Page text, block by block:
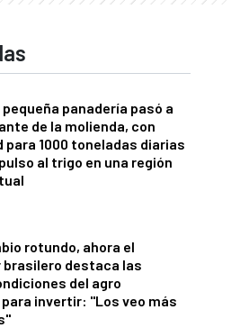
pequeña panadería pasó a
de la molienda, con
para 1000 toneladas diarias
al trigo en una región
rotundo, ahora el
destaca las
del agro
invertir: "Los veo más